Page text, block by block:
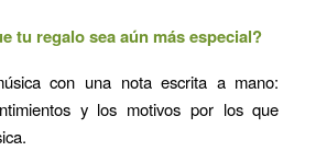
tu regalo sea aún más especial?
con una nota escrita a mano:
y los motivos por los que